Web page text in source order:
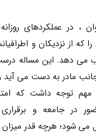
، در عملکردهای
که از نزدیکان و
می دهد. این مساله
جانب مادر به دست می آید
توجه داشت که
در جامعه و برقراری
شود؛ هرچه قدر میزان